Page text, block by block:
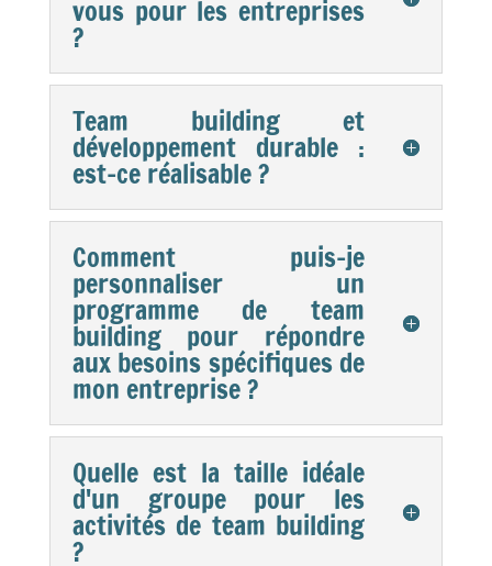
vous pour les entreprises
?
Team building et
développement durable :
est-ce réalisable ?
Comment puis-je
personnaliser un
programme de team
building pour répondre
aux besoins spécifiques de
mon entreprise ?
Quelle est la taille idéale
d'un groupe pour les
activités de team building
?